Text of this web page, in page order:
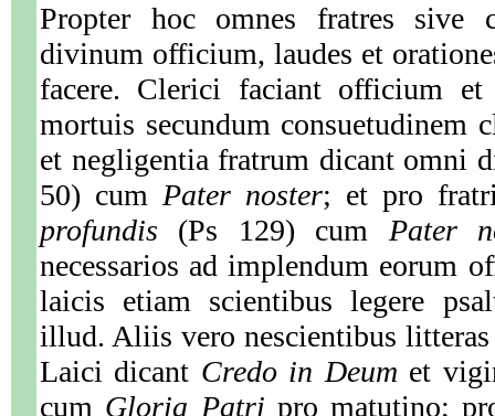
Propter hoc omnes fratres sive
divinum officium, laudes et
facere. Clerici faciant officium
mortuis secundum consuetudinem
et negligentia fratrum dicant omni
50) cum Pater noster; et pro
profundis (Ps 129) cum Pater
necessarios ad implendum eorum
laicis etiam scientibus legere
illud. Aliis vero nescientibus
Laici dicant Credo in Deum et
cum Gloria Patri pro matutino;